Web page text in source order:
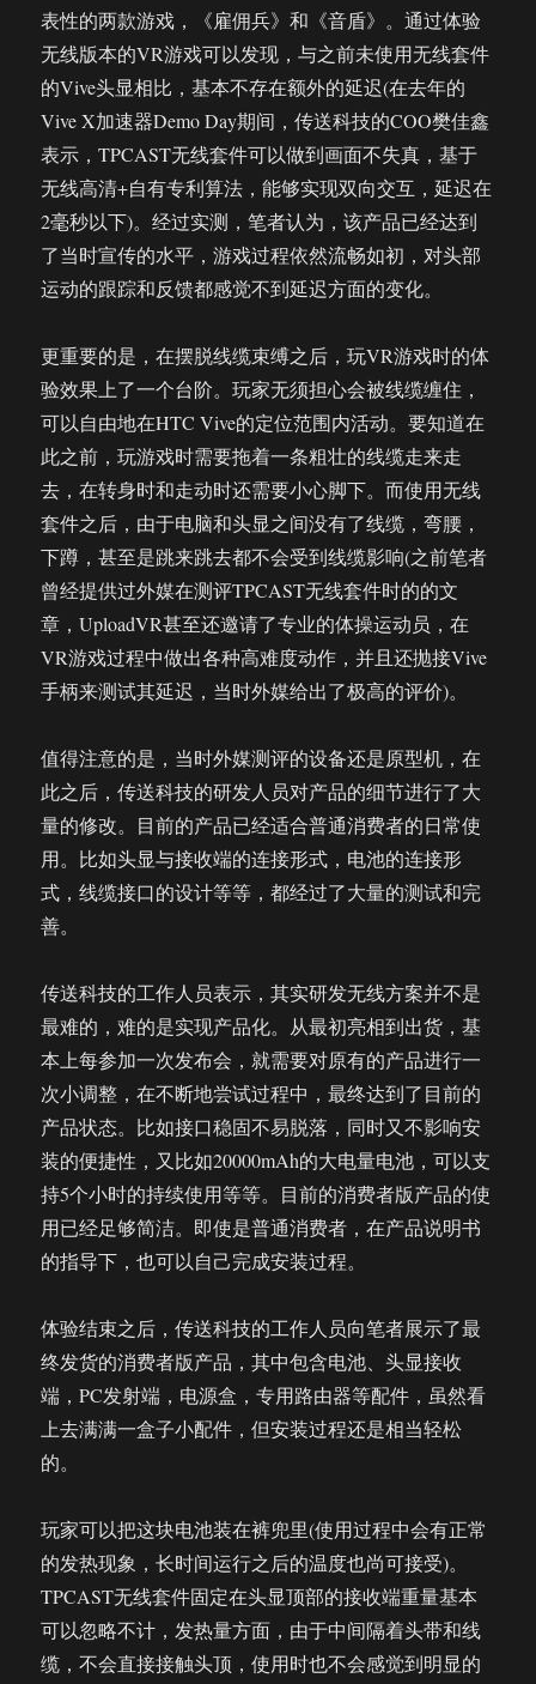
表性的两款游戏，《雇佣兵》和《音盾》。通过体验
无线版本的VR游戏可以发现，与之前未使用无线套件
的Vive头显相比，基本不存在额外的延迟(在去年的
Vive X加速器Demo Day期间，传送科技的COO樊佳鑫
表示，TPCAST无线套件可以做到画面不失真，基于
无线高清+自有专利算法，能够实现双向交互，延迟在
2毫秒以下)。经过实测，笔者认为，该产品已经达到
了当时宣传的水平，游戏过程依然流畅如初，对头部
运动的跟踪和反馈都感觉不到延迟方面的变化。
更重要的是，在摆脱线缆束缚之后，玩VR游戏时的体
验效果上了一个台阶。玩家无须担心会被线缆缠住，
可以自由地在HTC Vive的定位范围内活动。要知道在
此之前，玩游戏时需要拖着一条粗壮的线缆走来走
去，在转身时和走动时还需要小心脚下。而使用无线
套件之后，由于电脑和头显之间没有了线缆，弯腰，
下蹲，甚至是跳来跳去都不会受到线缆影响(之前笔者
曾经提供过外媒在测评TPCAST无线套件时的的文
章，UploadVR甚至还邀请了专业的体操运动员，在
VR游戏过程中做出各种高难度动作，并且还抛接Vive
手柄来测试其延迟，当时外媒给出了极高的评价)。
值得注意的是，当时外媒测评的设备还是原型机，在
此之后，传送科技的研发人员对产品的细节进行了大
量的修改。目前的产品已经适合普通消费者的日常使
用。比如头显与接收端的连接形式，电池的连接形
式，线缆接口的设计等等，都经过了大量的测试和完
善。
传送科技的工作人员表示，其实研发无线方案并不是
最难的，难的是实现产品化。从最初亮相到出货，基
本上每参加一次发布会，就需要对原有的产品进行一
次小调整，在不断地尝试过程中，最终达到了目前的
产品状态。比如接口稳固不易脱落，同时又不影响安
装的便捷性，又比如20000mAh的大电量电池，可以支
持5个小时的持续使用等等。目前的消费者版产品的使
用已经足够简洁。即使是普通消费者，在产品说明书
的指导下，也可以自己完成安装过程。
体验结束之后，传送科技的工作人员向笔者展示了最
终发货的消费者版产品，其中包含电池、头显接收
端，PC发射端，电源盒，专用路由器等配件，虽然看
上去满满一盒子小配件，但安装过程还是相当轻松
的。
玩家可以把这块电池装在裤兜里(使用过程中会有正常
的发热现象，长时间运行之后的温度也尚可接受)。
TPCAST无线套件固定在头显顶部的接收端重量基本
可以忽略不计，发热量方面，由于中间隔着头带和线
缆，不会直接接触头顶，使用时也不会感觉到明显的